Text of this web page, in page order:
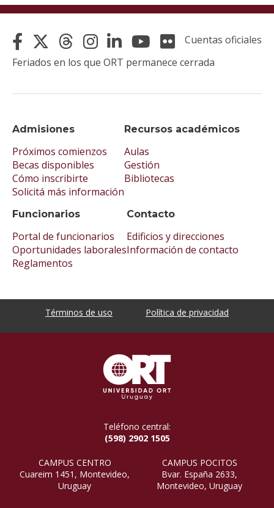
Admisiones
Próximos comienzos
Becas disponibles
Cómo inscribirte
Solicitá más información
Recursos académicos
Aulas
Gestión
Bibliotecas
Funcionarios
Portal de funcionarios
Oportunidades laborales
Reglamentos
Contacto
Edificios y direcciones
Información de contacto
Cuentas oficiales
Feriados en los que ORT permanece cerrada
Términos de uso Política de privacidad
Teléfono central:
(598) 2902 1505
CAMPUS CENTRO
Cuareim 1451, Montevideo,
Uruguay
CAMPUS POCITOS
Bvar. España 2633,
Montevideo, Uruguay